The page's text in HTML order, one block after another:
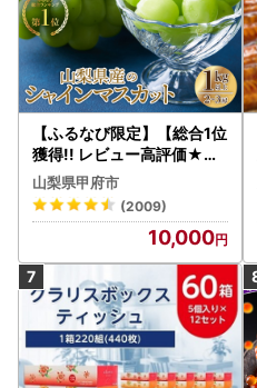
【ふるなび限定】【総合1位
獲得!! レビュー高評価★】
〈2026年度配送分〉山梨
県産 シャインマスカット 2
～3房（1.0kg以上）シャイ
ン フルーツ FN-Limited-S
P
山梨県甲府市
(2009)
10,000